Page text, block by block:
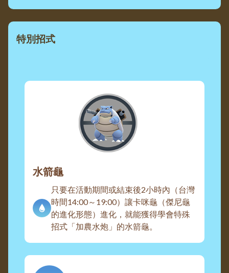
特別招式
水箭龜
只要在活動期間或結束後2小時內（台灣
時間14:00～19:00）讓卡咪龜（傑尼龜
的進化形態）進化，就能獲得學會特殊
招式「加農水炮」的水箭龜。